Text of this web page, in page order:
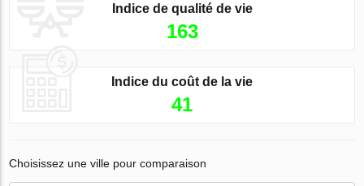
Indice de qualité de vie
163
Indice du coût de la vie
41
Choisissez une ville pour comparaison